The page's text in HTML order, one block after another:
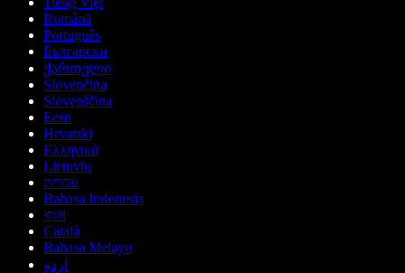
Română
Português
Български
ქართული
Slovenčina
Slovenščina
Eesti
Hrvatski
Ελληνικά
Lietuvių
עברית
Bahasa Indonesia
বাংলা
Català
Bahasa Melayu
اردو